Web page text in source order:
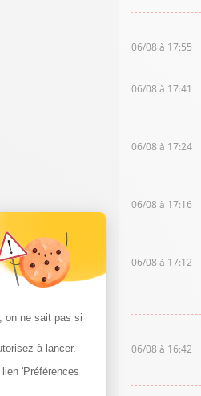
06/08 à 17:55
06/08 à 17:41
06/08 à 17:24
06/08 à 17:16
06/08 à 17:12
06/08 à 16:42